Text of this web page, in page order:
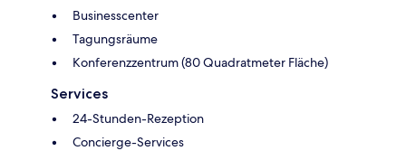
Businesscenter
Tagungsräume
Konferenzzentrum (80 Quadratmeter Fläche)
Services
24-Stunden-Rezeption
Concierge-Services